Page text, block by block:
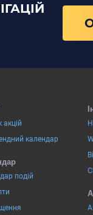
акцій
календар
подій